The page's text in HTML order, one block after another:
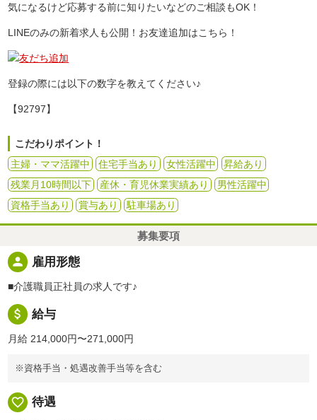
気になるけど応募する前に知りたいなどのご相談もOK！
LINEのみの新着求人も公開！お友達追加はこちら！
登録の際には以下の数字を教えてください♪
【92797】
こだわりポイント！
主婦・ママ活躍中
住宅手当あり 女性活躍中
昇給あり
残業月10時間以下
産休・育児休業実績あり
男性活躍中
資格手当あり
賞与あり 駐車場あり
募集要項
person 雇用形態
■介護職員正社員の求人です♪
attach_money 給与
月給 214,000円〜271,000円
※資格手当・処遇改善手当等を含む
favorite_border 待遇